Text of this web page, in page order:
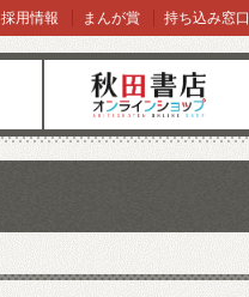
オンラインショップ
採用情報 まんが賞 持ち込み窓口